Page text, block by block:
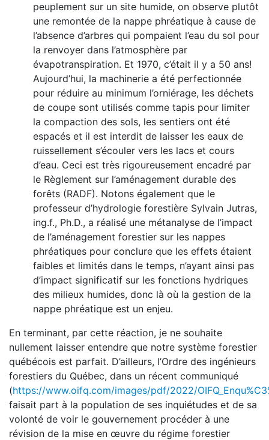
peuplement sur un site humide, on observe plutôt
une remontée de la nappe phréatique à cause de
l’absence d’arbres qui pompaient l’eau du sol pour
la renvoyer dans l’atmosphère par
évapotranspiration. Et 1970, c’était il y a 50 ans!
Aujourd’hui, la machinerie a été perfectionnée
pour réduire au minimum l’orniérage, les déchets
de coupe sont utilisés comme tapis pour limiter
la compaction des sols, les sentiers ont été
espacés et il est interdit de laisser les eaux de
ruissellement s’écouler vers les lacs et cours
d’eau. Ceci est très rigoureusement encadré par
le Règlement sur l’aménagement durable des
forêts (RADF). Notons également que le
professeur d’hydrologie forestière Sylvain Jutras,
ing.f., Ph.D., a réalisé une métanalyse de l’impact
de l’aménagement forestier sur les nappes
phréatiques pour conclure que les effets étaient
faibles et limités dans le temps, n’ayant ainsi pas
d’impact significatif sur les fonctions hydriques
des milieux humides, donc là où la gestion de la
nappe phréatique est un enjeu.
En terminant, par cette réaction, je ne souhaite
nullement laisser entendre que notre système forestier
québécois est parfait. D’ailleurs, l’Ordre des ingénieurs
forestiers du Québec, dans un récent communiqué
(https://www.oifq.com/images/pdf/2022/
faisait part à la population de ses inquiétudes et de sa
volonté de voir le gouvernement procéder à une
révision de la mise en œuvre du régime forestier